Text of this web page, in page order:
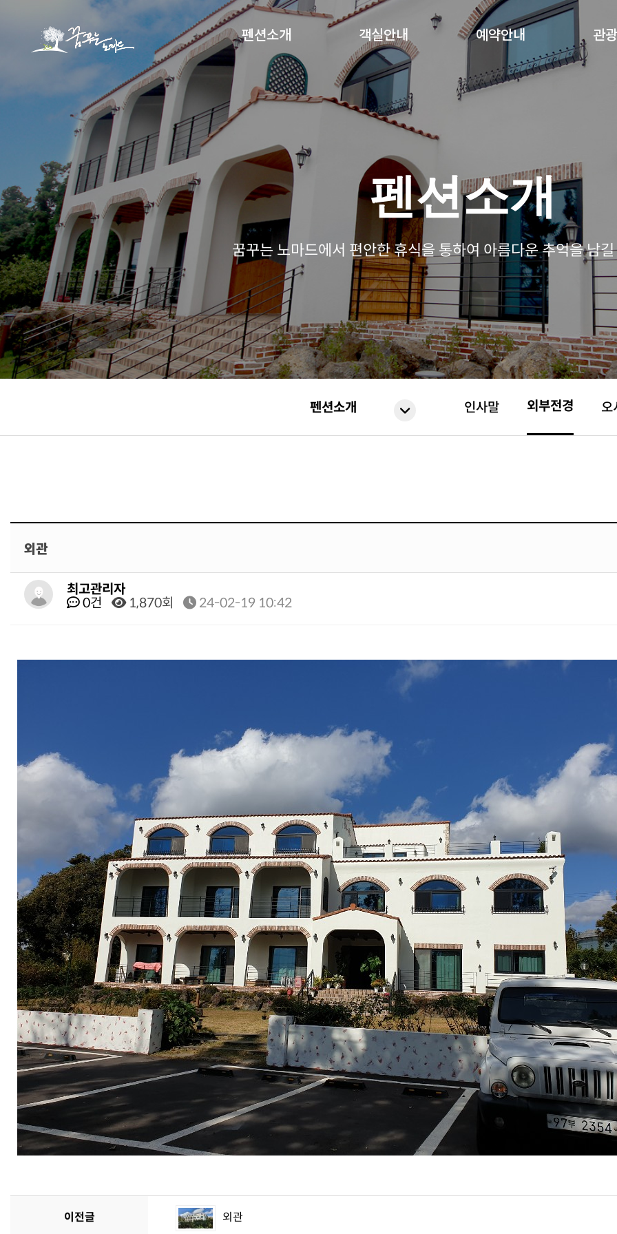
펜션소개 객실안내 예약안내
관
고객센터
펜션소개
꿈꾸는 노마드에서 편안한 휴식을 통하여 아름다운 추억을 남
펜션소개 인사말 외부전경 오
외관
최고관리자
0건
1,870회 24-02-19 10:42
이전글 외관